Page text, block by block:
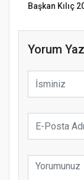
Başkan Kılıç
Yorum